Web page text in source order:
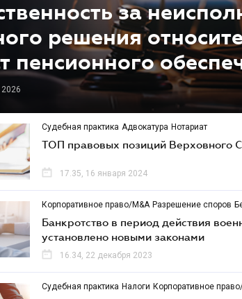
за
решения
пенсионного
Судебная практика Адвокатура Нотариат
ТОП правовых позиций Верховного
17.35, 16 января 2024
Корпоративное право/M&A Разрешение споров
Банкротство в период действия
установлено новыми законами
16.34, 22 декабря 2023
Судебная практика Налоги Корпоративное